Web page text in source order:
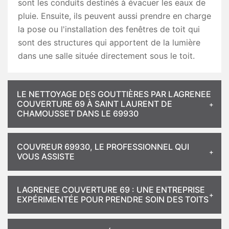
sont les conduits destinés à évacuer les eaux de
pluie. Ensuite, ils peuvent aussi prendre en charge
la pose ou l'installation des fenêtres de toit qui
sont des structures qui apportent de la lumière
dans une salle située directement sous le toit.
LE NETTOYAGE DES GOUTTIÈRES PAR LAGRENEE
COUVERTURE 69 À SAINT LAURENT DE
CHAMOUSSET DANS LE 69930
COUVREUR 69930, LE PROFESSIONNEL QUI
VOUS ASSISTE
LAGRENEE COUVERTURE 69 : UNE ENTREPRISE
EXPÉRIMENTÉE POUR PRENDRE SOIN DES TOITS